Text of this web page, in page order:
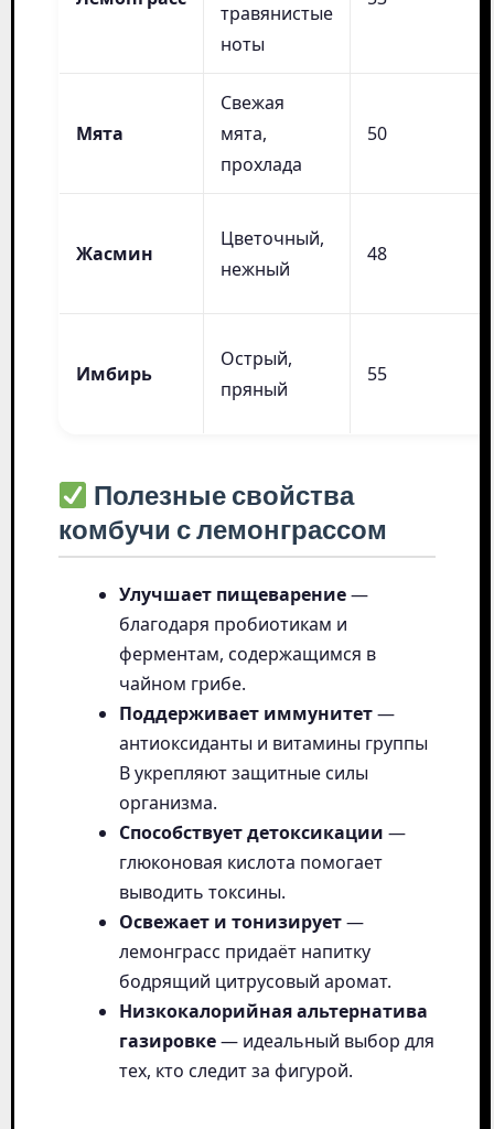
травянистые
ноты
Мята
Свежая
мята,
прохлада
50
Жасмин
Цветочный,
нежный
48
Имбирь
Острый,
пряный
55
Полезные свойства
комбучи с лемонграссом
Улучшает пищеварение—
благодаря пробиотикам и
ферментам, содержащимся в
чайном грибе.
Поддерживает иммунитет—
антиоксиданты и витамины группы
B укрепляют защитные силы
организма.
Способствует детоксикации —
глюконовая кислота помогает
выводить токсины.
Освежает и тонизирует—
лемонграсс придаёт напитку
бодрящий цитрусовый аромат.
Низкокалорийная альтернатива
газировке— идеальный выбор для
тех, кто следит за фигурой.